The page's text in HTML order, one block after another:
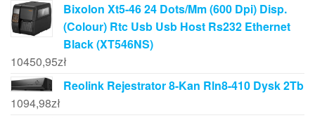
Bixolon Xt5-46 24 Dots/Mm (600 Dpi) Disp.
(Colour) Rtc Usb Usb Host Rs232 Ethernet
Black (XT546NS)
10450,95zł
Reolink Rejestrator 8-Kan Rln8-410 Dysk 2Tb
1094,98zł